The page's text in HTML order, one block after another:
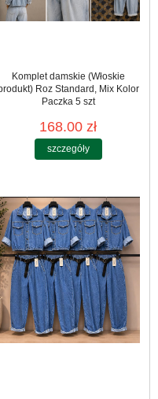
Komplet damskie (Włoskie
Roz Standard, Mix Kolor
Paczka 5 szt
168.00 zł
szczegóły